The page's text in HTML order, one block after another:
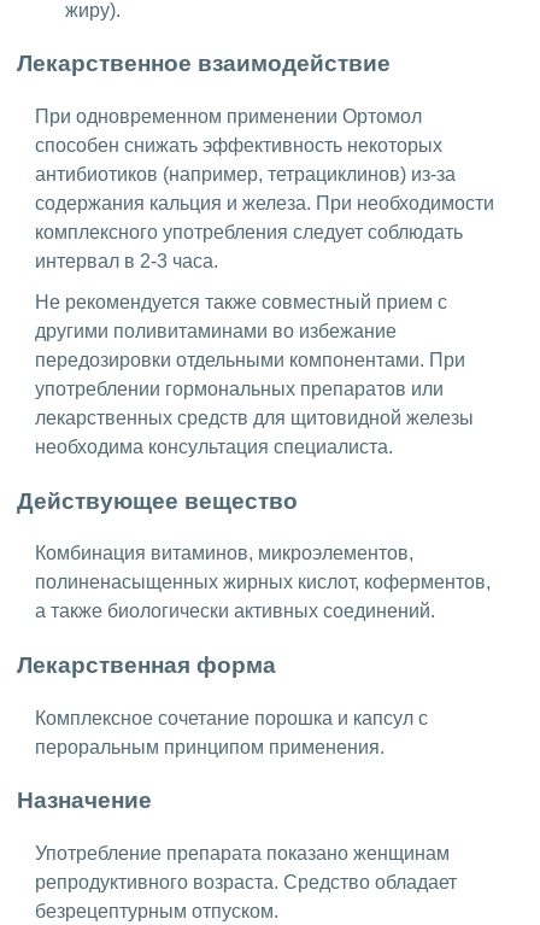
жиру).
Лекарственное взаимодействие
При одновременном применении Ортомол
способен снижать эффективность некоторых
антибиотиков (например, тетрациклинов) из-за
содержания кальция и железа. При необходимости
комплексного употребления следует соблюдать
интервал в 2-3 часа.
Не рекомендуется также совместный прием с
другими поливитаминами во избежание
передозировки отдельными компонентами. При
употреблении гормональных препаратов или
лекарственных средств для щитовидной железы
необходима консультация специалиста.
Действующее вещество
Комбинация витаминов, микроэлементов,
полиненасыщенных жирных кислот, коферментов,
а также биологически активных соединений.
Лекарственная форма
Комплексное сочетание порошка и капсул с
пероральным принципом применения.
Назначение
Употребление препарата показано женщинам
репродуктивного возраста. Средство обладает
безрецептурным отпуском.